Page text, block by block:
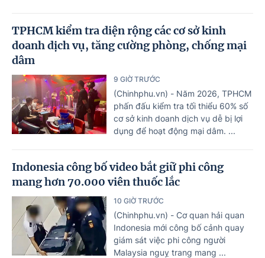
TPHCM kiểm tra diện rộng các cơ sở kinh
doanh dịch vụ, tăng cường phòng, chống mại
dâm
9 GIỜ TRƯỚC
(Chinhphu.vn) - Năm 2026, TPHCM
phấn đấu kiểm tra tối thiểu 60% số
cơ sở kinh doanh dịch vụ dễ bị lợi
dụng để hoạt động mại dâm. ...
Indonesia công bố video bắt giữ phi công
mang hơn 70.000 viên thuốc lắc
10 GIỜ TRƯỚC
(Chinhphu.vn) - Cơ quan hải quan
Indonesia mới công bố cảnh quay
giám sát việc phi công người
Malaysia nguỵ trang mang ...